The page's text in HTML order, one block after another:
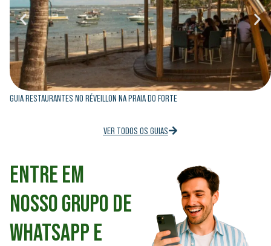
GUIA RESTAURANTES NO RÉVEILLON NA PRAIA DO FORTE
VER TODOS OS GUIAS
ENTRE EM
NOSSO GRUPO DE
WHATSAPP E